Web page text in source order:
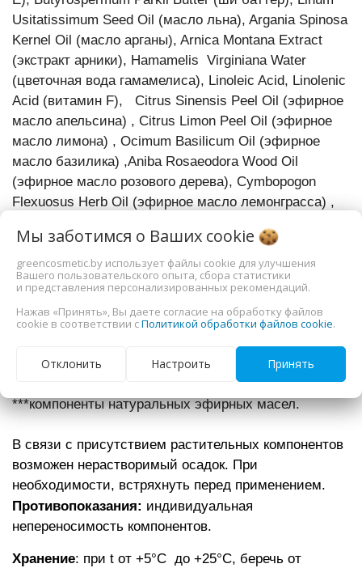
Usitatissimum Seed Oil (масло льна), Argania Spinosa
Kernel Oil (масло арганы), Arnica Montana Extract
(экстракт арники), Hamamelis Virginiana Water
(цветочная вода гамамелиса), Linoleic Acid, Linolenic
Acid (витамин F), Citrus Sinensis Peel Oil (эфирное
масло апельсина) , Citrus Limon Peel Oil (эфирное
масло лимона) , Ocimum Basilicum Oil (эфирное
масло базилика) ,Aniba Rosaeodora Wood Oil
(эфирное масло розового дерева), Cymbopogon
Flexuosus Herb Oil (эфирное масло лемонграсса) ,
цитронеллы), Ilicium Verum Oil (эфирное масло
аниса), Xanthan Gum (ксантановая камедь),
Tetrasodium Glutamate Diacetate (диацетат глутамат
Geraniol***, Citronellol****
* ингредиенты сертифицированные по стандарту
COSMOS
** ингредиенты натурального происхождения
***компоненты натуральных эфирных масел.
В связи с присутствием растительных компонентов
возможен нерастворимый осадок. При
необходимости, встряхнуть перед применением.
Противопоказания: индивидуальная
непереносимость компонентов.
Хранение: при t от +5°C до +25°C, беречь от
Мы заботимся о Ваших cookie
greencosmetic.by использует файлы cookie для улучшения
Вашего пользовательского опыта, сбора статистики
и представления персонализированных рекомендаций.
Нажав «Принять», Вы даете согласие на обработку файлов
cookie в соответствии сПолитикой обработки файлов cookie.
Отклонить Настроить Принять